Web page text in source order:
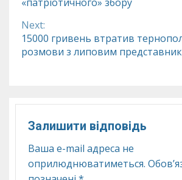
Reading
Next:
15000 гривень втратив
розмови з липовим
Залишити відповідь
Ваша e-mail адреса не
оприлюднюватиметься.